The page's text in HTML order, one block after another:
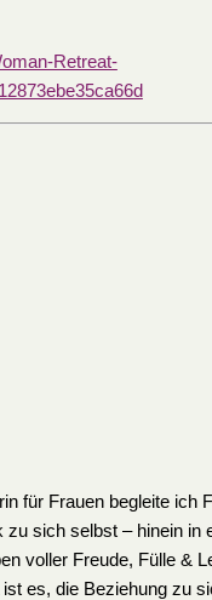
Retreat-
für Frauen begleite ich
zu sich selbst – hinein in
voller Freude, Fülle &
es, die Beziehung zu